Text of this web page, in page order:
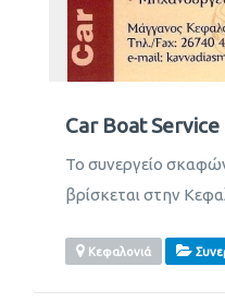
Car Boat Service
Το συνεργείο
βρίσκεται στην
Κεφαλονιά